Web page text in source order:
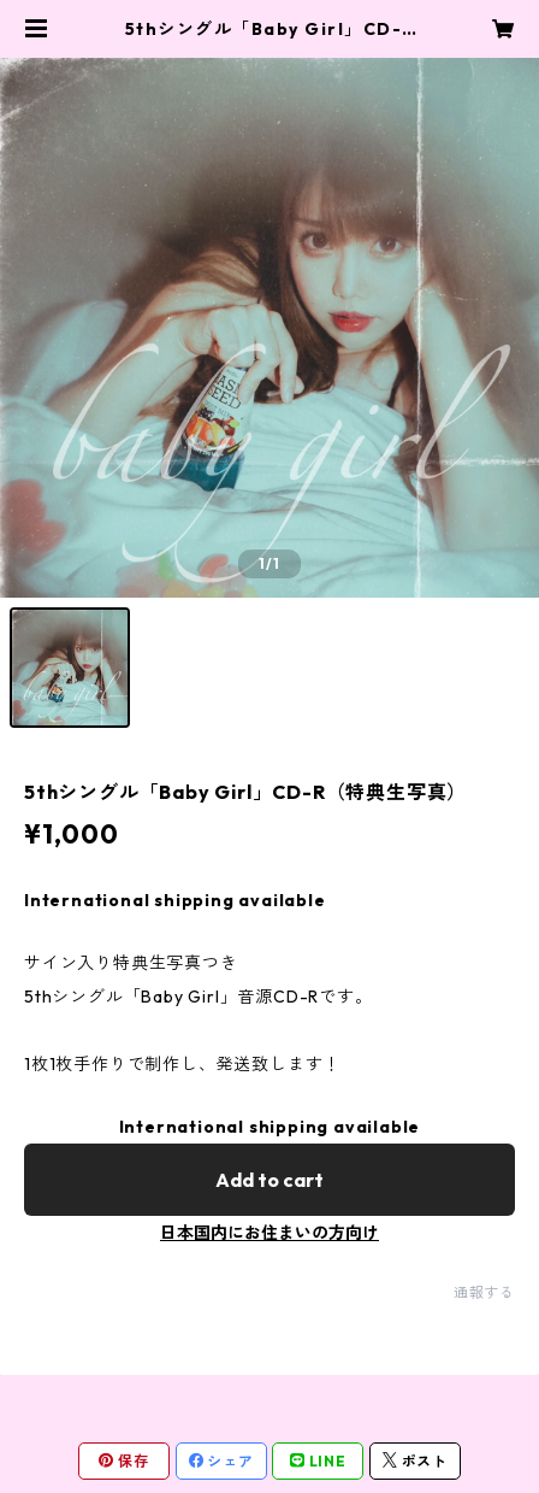
5thシングル「Baby Girl」CD-R
1/1
5thシングル「Baby Girl」CD-R（特典生写真）
¥1,000
International shipping available
サイン入り特典生写真つき
5thシングル「Baby Girl」音源CD-Rです。
1枚1枚手作りで制作し、発送致します！
International shipping available
Add to cart
日本国内にお住まいの方向け
通報する
保存 シェア LINE ポスト